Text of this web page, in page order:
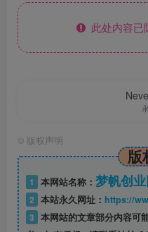
此处内容已
© 版权声明
版
1 本网站名称： 梦帆创
2 本站永久网址： https://
3 本网站的文章部分内容可